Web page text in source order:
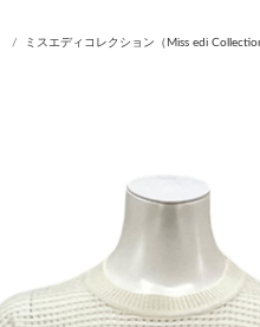
ミスエディコレクション（Miss edi